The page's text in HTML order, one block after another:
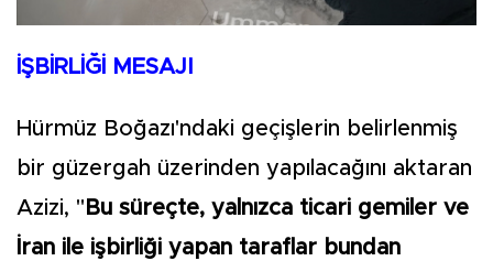
İŞBİRLİĞİ MESAJI
Hürmüz Boğazı'ndaki geçişlerin belirlenmiş
bir güzergah üzerinden yapılacağını aktaran
Azizi, " Bu süreçte, yalnızca ticari gemiler ve
İran ile işbirliği yapan taraflar bundan